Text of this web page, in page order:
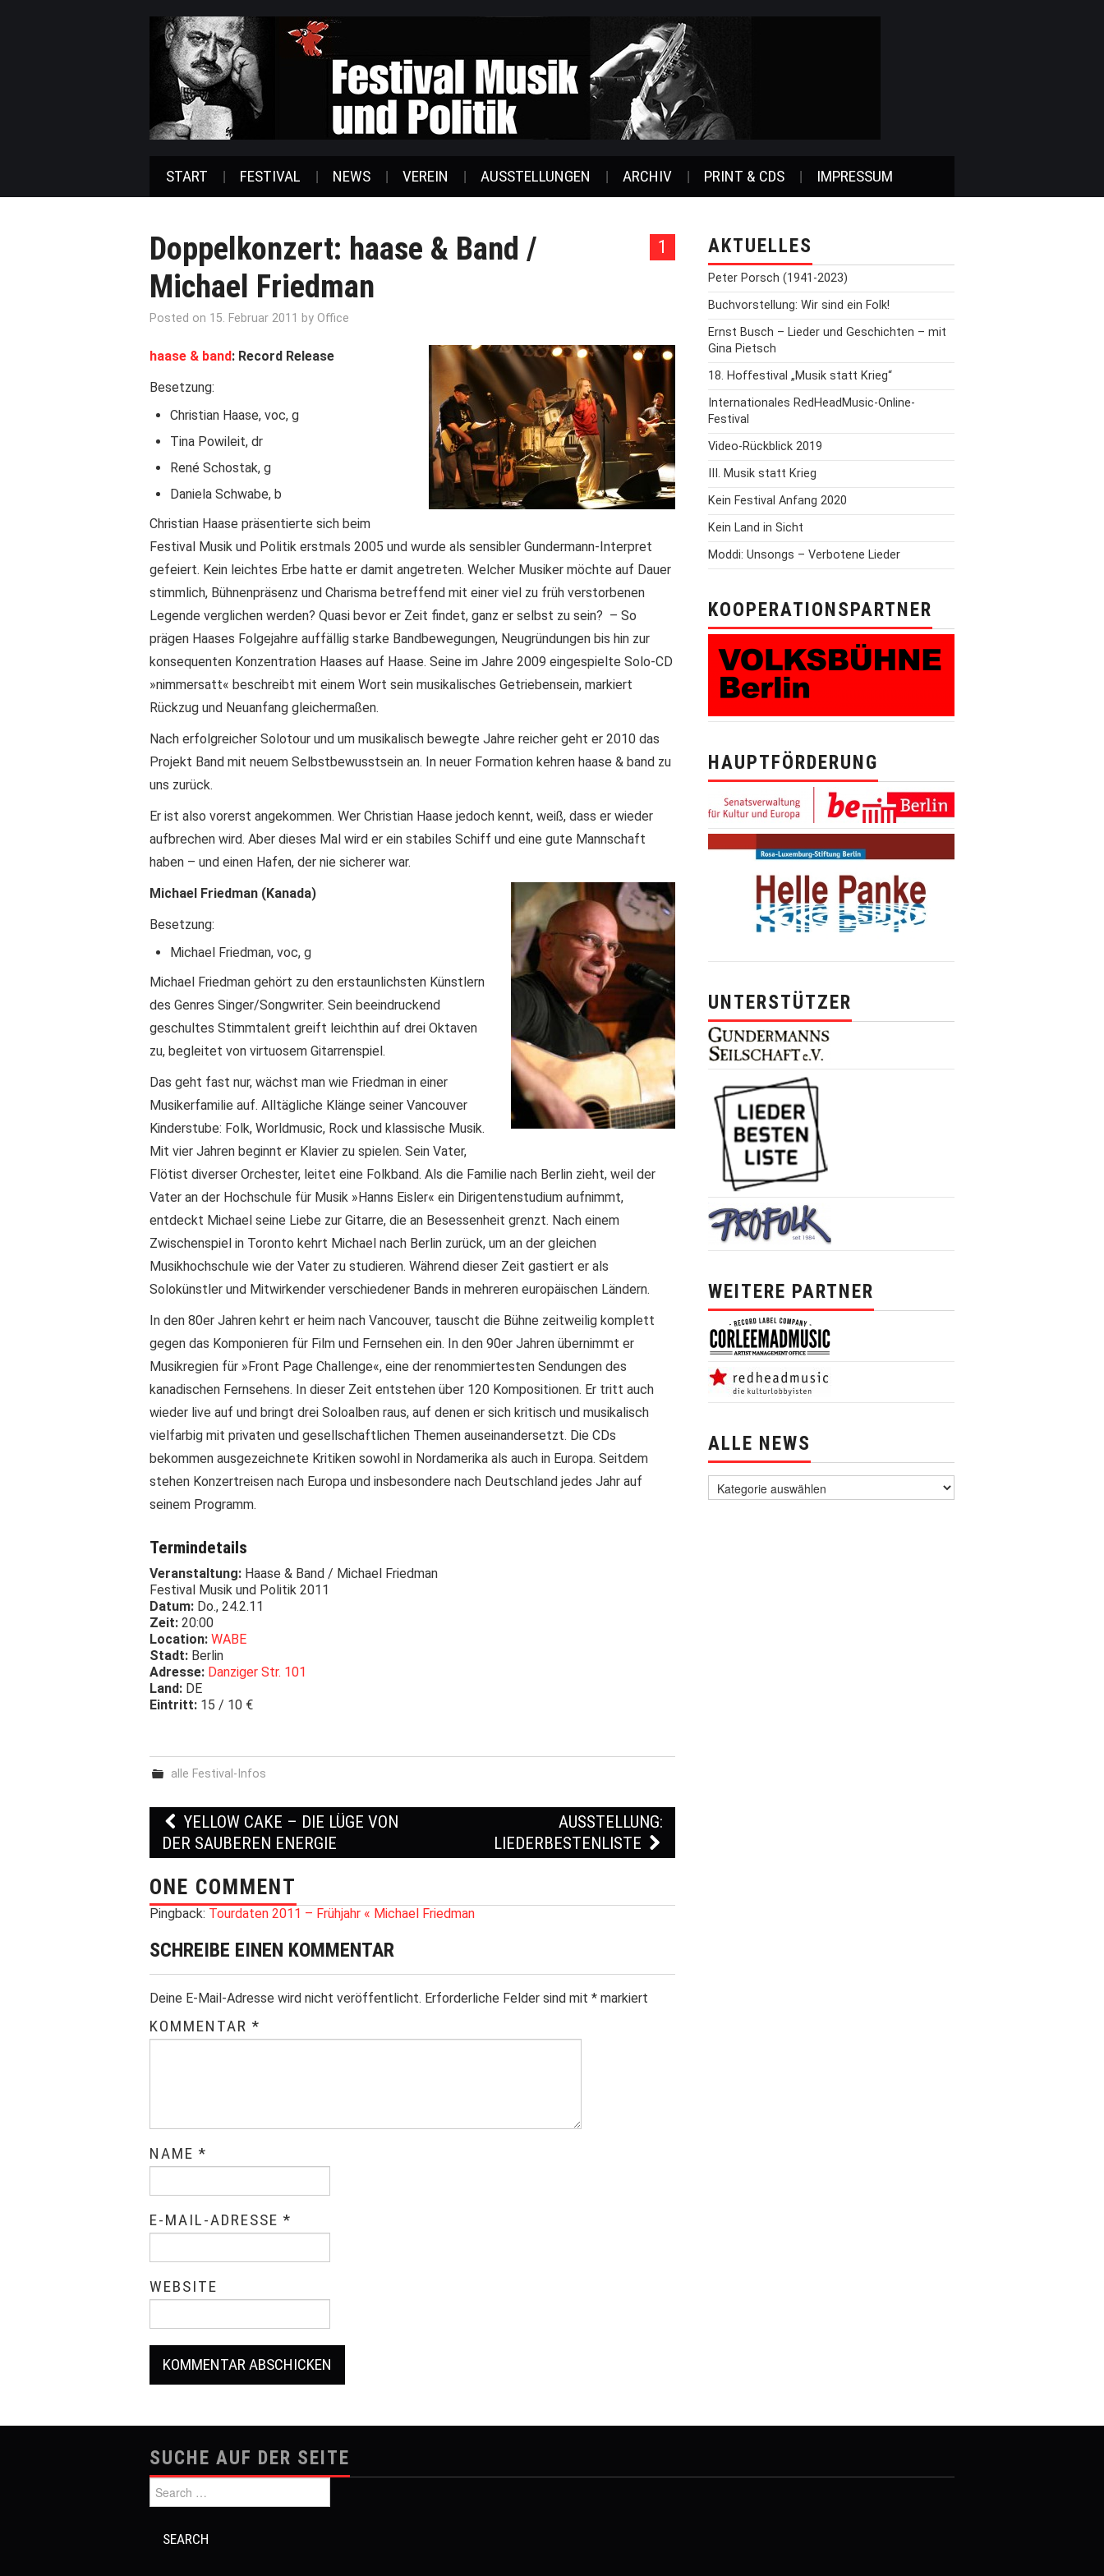
START FESTIVAL NEWS VEREIN AUSSTELLUNGEN ARCHIV PRINT & CDS IMPRESSUM
1
Doppelkonzert: haase & Band /
Michael Friedman
Posted on 15. Februar 2011 by Office
haase & band: Record Release
Besetzung:
Christian Haase, voc, g
Tina Powileit, dr
René Schostak, g
Daniela Schwabe, b
Christian Haase präsentierte sich beim
Festival Musik und Politik erstmals 2005 und wurde als sensibler Gundermann-Interpret
gefeiert. Kein leichtes Erbe hatte er damit angetreten. Welcher Musiker möchte auf Dauer
stimmlich, Bühnenpräsenz und Charisma betreffend mit einer viel zu früh verstorbenen
Legende verglichen werden? Quasi bevor er Zeit findet, ganz er selbst zu sein? – So
prägen Haases Folgejahre auffällig starke Bandbewegungen, Neugründungen bis hin zur
konsequenten Konzentration Haases auf Haase. Seine im Jahre 2009 eingespielte Solo-CD
»nimmersatt« beschreibt mit einem Wort sein musikalisches Getriebensein, markiert
Rückzug und Neuanfang gleichermaßen.
Nach erfolgreicher Solotour und um musikalisch bewegte Jahre reicher geht er 2010 das
Projekt Band mit neuem Selbstbewusstsein an. In neuer Formation kehren haase & band zu
uns zurück.
Er ist also vorerst angekommen. Wer Christian Haase jedoch kennt, weiß, dass er wieder
aufbrechen wird. Aber dieses Mal wird er ein stabiles Schiff und eine gute Mannschaft
haben – und einen Hafen, der nie sicherer war.
Michael Friedman (Kanada)
Besetzung:
Michael Friedman, voc, g
Michael Friedman gehört zu den erstaunlichsten Künstlern
des Genres Singer/Songwriter. Sein beeindruckend
geschultes Stimmtalent greift leichthin auf drei Oktaven
zu, begleitet von virtuosem Gitarrenspiel.
Das geht fast nur, wächst man wie Friedman in einer
Musikerfamilie auf. Alltägliche Klänge seiner Vancouver
Kinderstube: Folk, Worldmusic, Rock und klassische Musik.
Mit vier Jahren beginnt er Klavier zu spielen. Sein Vater,
Flötist diverser Orchester, leitet eine Folkband. Als die Familie nach Berlin zieht, weil der
Vater an der Hochschule für Musik »Hanns Eisler« ein Dirigentenstudium aufnimmt,
entdeckt Michael seine Liebe zur Gitarre, die an Besessenheit grenzt. Nach einem
Zwischenspiel in Toronto kehrt Michael nach Berlin zurück, um an der gleichen
Musikhochschule wie der Vater zu studieren. Während dieser Zeit gastiert er als
Solokünstler und Mitwirkender verschiedener Bands in mehreren europäischen Ländern.
In den 80er Jahren kehrt er heim nach Vancouver, tauscht die Bühne zeitweilig komplett
gegen das Komponieren für Film und Fernsehen ein. In den 90er Jahren übernimmt er
Musikregien für »Front Page Challenge«, eine der renommiertesten Sendungen des
kanadischen Fernsehens. In dieser Zeit entstehen über 120 Kompositionen. Er tritt auch
wieder live auf und bringt drei Soloalben raus, auf denen er sich kritisch und musikalisch
vielfarbig mit privaten und gesellschaftlichen Themen auseinandersetzt. Die CDs
bekommen ausgezeichnete Kritiken sowohl in Nordamerika als auch in Europa. Seitdem
stehen Konzertreisen nach Europa und insbesondere nach Deutschland jedes Jahr auf
seinem Programm.
Termindetails
Veranstaltung: Haase & Band / Michael Friedman
Festival Musik und Politik 2011
Datum: Do., 24.2.11
Zeit: 20:00
Location: WABE
Stadt: Berlin
Adresse: Danziger Str. 101
Land: DE
Eintritt: 15 / 10 €
alle Festival-Infos
Post navigation
YELLOW CAKE – DIE LÜGE VON
DER SAUBEREN ENERGIE
AUSSTELLUNG:
LIEDERBESTENLISTE
ONE COMMENT
Pingback: Tourdaten 2011 – Frühjahr « Michael Friedman
SCHREIBE EINEN KOMMENTAR
Deine E-Mail-Adresse wird nicht veröffentlicht. Erforderliche Felder sind mit * markiert
KOMMENTAR *
NAME *
E-MAIL-ADRESSE *
WEBSITE
AKTUELLES
Peter Porsch (1941-2023)
Buchvorstellung: Wir sind ein Folk!
Ernst Busch – Lieder und Geschichten – mit
Gina Pietsch
18. Hoffestival „Musik statt Krieg“
Internationales RedHeadMusic-Online-
Festival
Video-Rückblick 2019
III. Musik statt Krieg
Kein Festival Anfang 2020
Kein Land in Sicht
Moddi: Unsongs – Verbotene Lieder
KOOPERATIONSPARTNER
HAUPTFÖRDERUNG
UNTERSTÜTZER
WEITERE PARTNER
ALLE NEWS
SUCHE AUF DER SEITE
Search for: